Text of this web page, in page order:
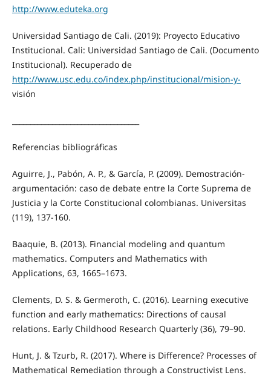
http://www.eduteka.org
Universidad Santiago de Cali. (2019): Proyecto Educativo
Institucional. Cali: Universidad Santiago de Cali. (Documento
Institucional). Recuperado de
http://www.usc.edu.co/index.php/institucional/mision-y-
visión
Referencias bibliográficas
Aguirre, J., Pabón, A. P., & García, P. (2009). Demostración-
argumentación: caso de debate entre la Corte Suprema de
Justicia y la Corte Constitucional colombianas. Universitas
(119), 137-160.
Baaquie, B. (2013). Financial modeling and quantum
mathematics. Computers and Mathematics with
Applications, 63, 1665–1673.
Clements, D. S. & Germeroth, C. (2016). Learning executive
function and early mathematics: Directions of causal
relations. Early Childhood Research Quarterly (36), 79–90.
Hunt, J. & Tzurb, R. (2017). Where is Difference? Processes of
Mathematical Remediation through a Constructivist Lens.